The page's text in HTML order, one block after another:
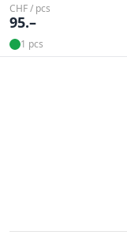
CHF / pcs
95.–
1 pcs